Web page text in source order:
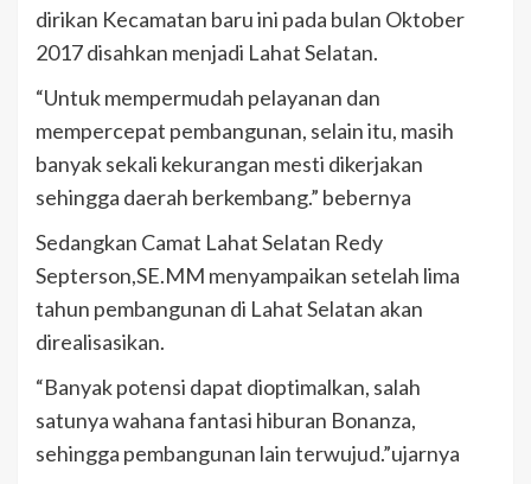
dirikan Kecamatan baru ini pada bulan Oktober
2017 disahkan menjadi Lahat Selatan.
“Untuk mempermudah pelayanan dan
mempercepat pembangunan, selain itu, masih
banyak sekali kekurangan mesti dikerjakan
sehingga daerah berkembang.” bebernya
Sedangkan Camat Lahat Selatan Redy
Septerson,SE.MM menyampaikan setelah lima
tahun pembangunan di Lahat Selatan akan
direalisasikan.
“Banyak potensi dapat dioptimalkan, salah
satunya wahana fantasi hiburan Bonanza,
sehingga pembangunan lain terwujud.”ujarnya